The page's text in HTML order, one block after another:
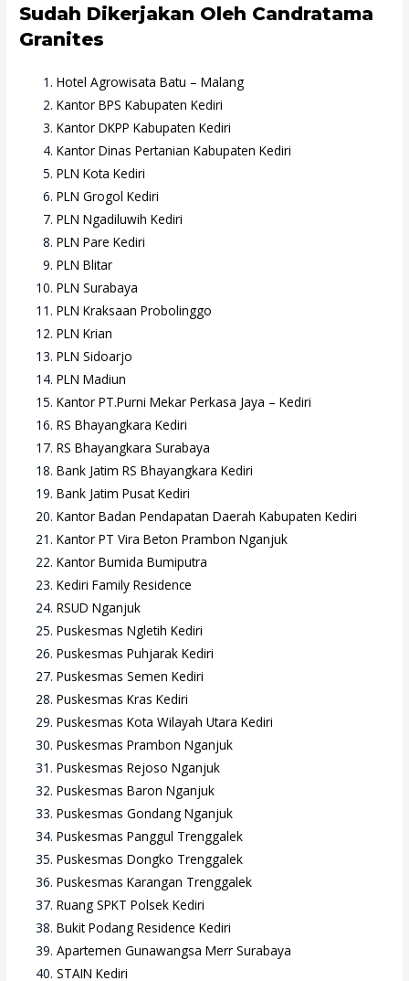
Sudah Dikerjakan Oleh Candratama
Granites
Hotel Agrowisata Batu – Malang
Kantor BPS Kabupaten Kediri
Kantor DKPP Kabupaten Kediri
Kantor Dinas Pertanian Kabupaten Kediri
PLN Kota Kediri
PLN Grogol Kediri
PLN Ngadiluwih Kediri
PLN Pare Kediri
PLN Blitar
PLN Surabaya
PLN Kraksaan Probolinggo
PLN Krian
PLN Sidoarjo
PLN Madiun
Kantor PT.Purni Mekar Perkasa Jaya – Kediri
RS Bhayangkara Kediri
RS Bhayangkara Surabaya
Bank Jatim RS Bhayangkara Kediri
Bank Jatim Pusat Kediri
Kantor Badan Pendapatan Daerah Kabupaten Kediri
Kantor PT Vira Beton Prambon Nganjuk
Kantor Bumida Bumiputra
Kediri Family Residence
RSUD Nganjuk
Puskesmas Ngletih Kediri
Puskesmas Puhjarak Kediri
Puskesmas Semen Kediri
Puskesmas Kras Kediri
Puskesmas Kota Wilayah Utara Kediri
Puskesmas Prambon Nganjuk
Puskesmas Rejoso Nganjuk
Puskesmas Baron Nganjuk
Puskesmas Gondang Nganjuk
Puskesmas Panggul Trenggalek
Puskesmas Dongko Trenggalek
Puskesmas Karangan Trenggalek
Ruang SPKT Polsek Kediri
Bukit Podang Residence Kediri
Apartemen Gunawangsa Merr Surabaya
STAIN Kediri